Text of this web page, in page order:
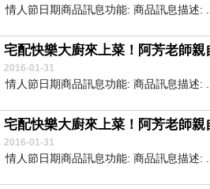
情人節日期商品訊息功能: 商品訊息描述: ...
2016-01-31
情人節日期商品訊息功能: 商品訊息描述: ...
2016-01-31
情人節日期商品訊息功能: 商品訊息描述: ...